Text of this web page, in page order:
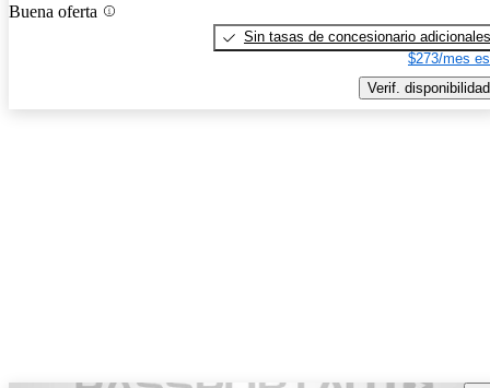
Buena oferta
Sin tasas de concesionario adicionales
$273/mes
Verif. disponibilidad